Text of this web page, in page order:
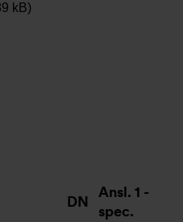
kB)
DN
Ansl. 1 -
spec.